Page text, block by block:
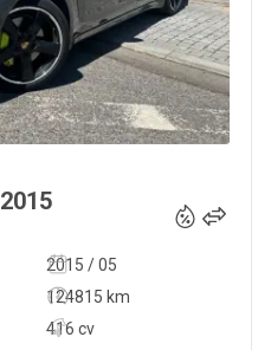
2015
2015 / 05
124815 km
416 cv